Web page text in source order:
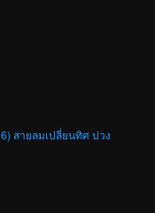
สายลมเปลี่ยนทิศ ปวง